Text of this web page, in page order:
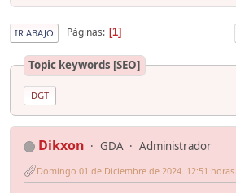
IR ABAJO Páginas 1
Topic keywords [SEO]
DGT
Dikxon GDA Administrador
Domingo 01 de Diciembre de 2024. 12:51 horas.